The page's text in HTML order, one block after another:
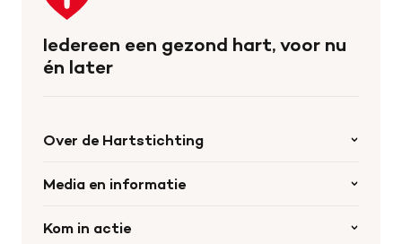
naar
homepage
Iedereen een gezond hart, voor nu
én later
Over de Hartstichting
Organisatie
Werken bij de Hartstichting
Media en informatie
Nieuws
Kom in actie